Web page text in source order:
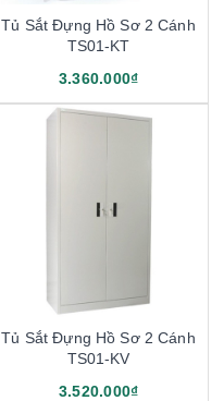
Tủ Sắt Đựng Hồ Sơ 2 Cánh
TS01-KT
3.360.000₫
Tủ Sắt Đựng Hồ Sơ 2 Cánh
TS01-KV
3.520.000₫